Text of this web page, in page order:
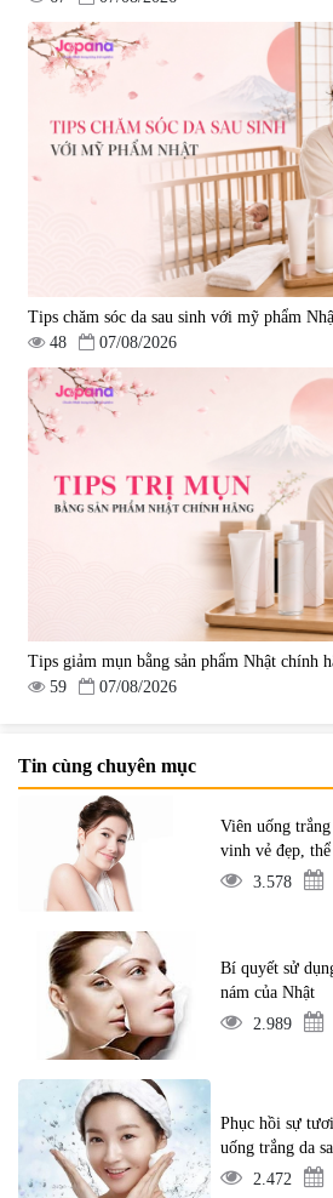
Tips chăm sóc da sau sinh với mỹ phẩm
48
07/08/2026
Tips giảm mụn bằng sản phẩm Nhật chính
59
07/08/2026
Tin cùng chuyên mục
Viên uống
vinh vẻ đẹp,
3.578
Bí quyết sử
nám của Nhật
2.989
Phục hồi sự
uống trắng da
2.472